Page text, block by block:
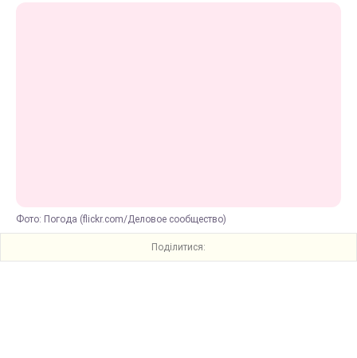
Фото: Погода (flickr.com/Деловое сообщество)
Поділитися: